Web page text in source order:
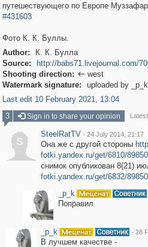
путешествующего по Европе
#431603
Фото К. К. Буллы.
Author:
К. К. Булла
Source:
http://babs71.livejournal.com/
Shooting direction:  west
Watermark signature:
uploaded by _p_k
Last edit 10 February 2021, 13:04
3
Sign in to share your opinion
S
SteelRatTV · 24 July 2014, 21:17
Она же с другой стороны
fotki.yandex.ru/get/6810/
снимок опубликован 8(21)
fotki.yandex.ru/get/6832/
_p_k
Поправил
_p_k · 28
В лучшем качестве -